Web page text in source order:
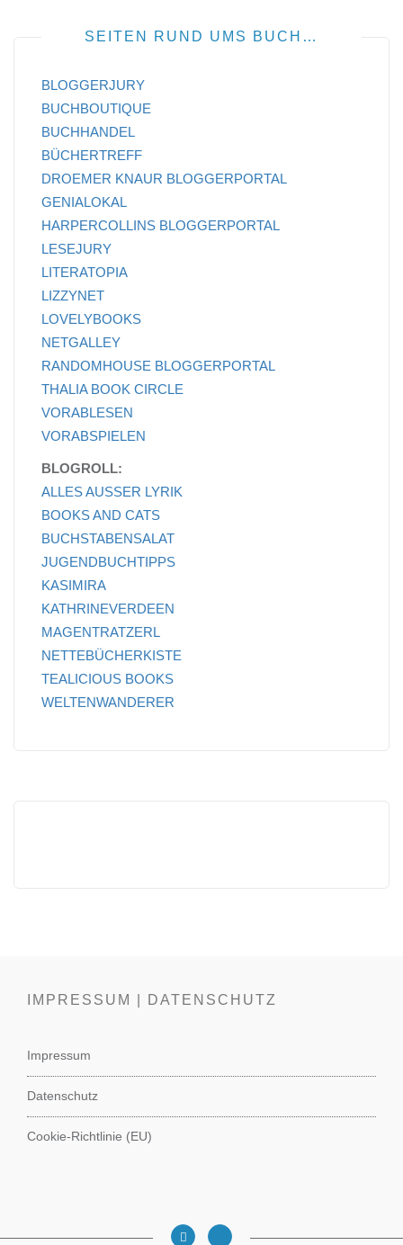
SEITEN RUND UMS BUCH…
BLOGGERJURY
BUCHBOUTIQUE
BUCHHANDEL
BÜCHERTREFF
DROEMER KNAUR BLOGGERPORTAL
GENIALOKAL
HARPERCOLLINS BLOGGERPORTAL
LESEJURY
LITERATOPIA
LIZZYNET
LOVELYBOOKS
NETGALLEY
RANDOMHOUSE BLOGGERPORTAL
THALIA BOOK CIRCLE
VORABLESEN
VORABSPIELEN
BLOGROLL:
ALLES AUSSER LYRIK
BOOKS AND CATS
BUCHSTABENSALAT
JUGENDBUCHTIPPS
KASIMIRA
KATHRINEVERDEEN
MAGENTRATZERL
NETTEBÜCHERKISTE
TEALICIOUS BOOKS
WELTENWANDERER
IMPRESSUM | DATENSCHUTZ
Impressum
Datenschutz
Cookie-Richtlinie (EU)